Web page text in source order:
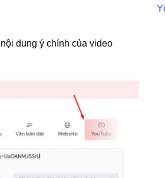
dung ý chính của video